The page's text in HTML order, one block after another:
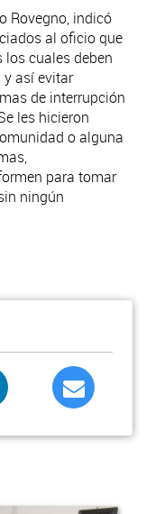
Rovegno, indicó
al oficio que
cuales deben
así evitar
de interrupción
les hicieron
o alguna
para tomar
ningún